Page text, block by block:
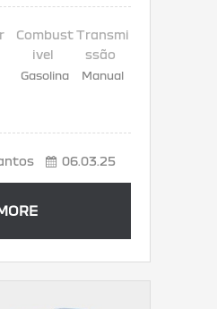
Gasolina
Manual
06.03.25